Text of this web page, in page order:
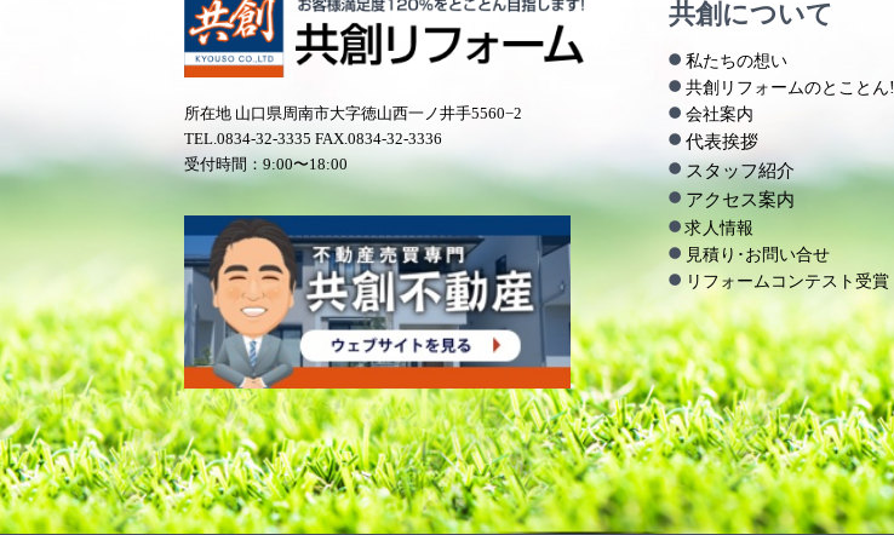
所在地 山口県周南市大字徳山西一ノ井手5560−2
TEL.0834-32-3335 FAX.0834-32-3336
受付時間：9:00〜18:00
共創について
私たちの想い
共創リフォームのとことん!
会社案内
代表挨拶
スタッフ紹介
アクセス案内
求人情報
見積り･お問い合せ
リフォームコンテスト受賞